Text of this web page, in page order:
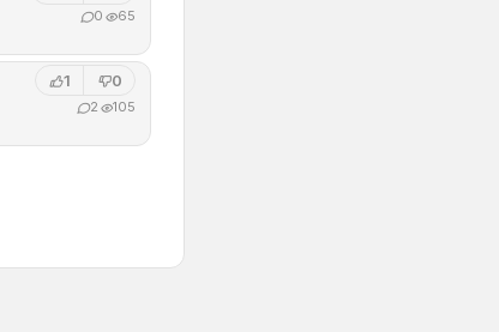
0 65
1 0
2 105